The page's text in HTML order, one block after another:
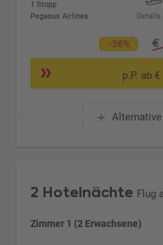
1 Stopp
Pegasus Airlines
Details
-36% €
p.P. ab €
2 Hotelnächte Flug
Zimmer 1 (2 Erwachsene)